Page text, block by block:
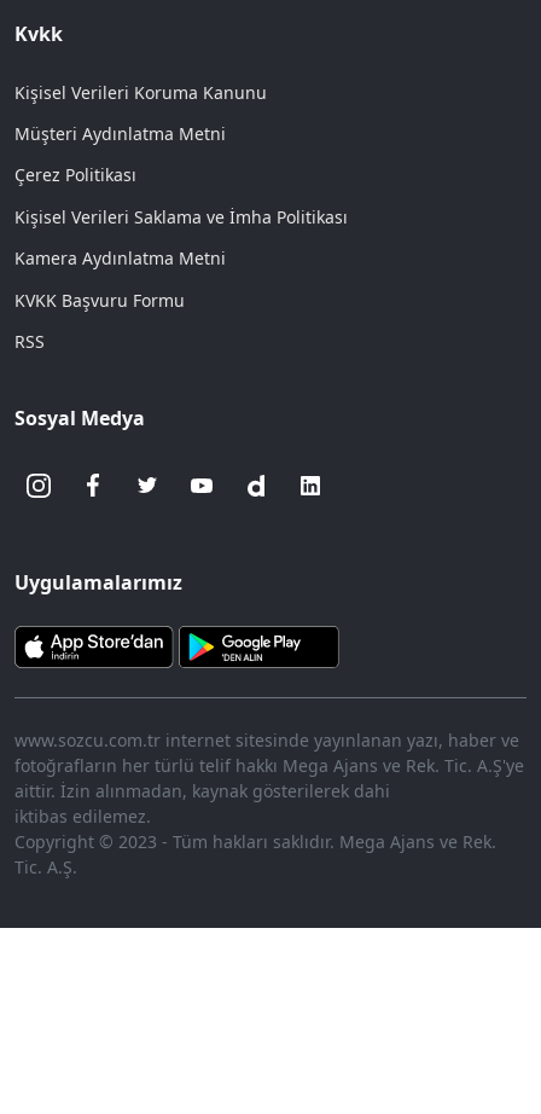
Kvkk
Kişisel Verileri Koruma Kanunu
Müşteri Aydınlatma Metni
Çerez Politikası
Kişisel Verileri Saklama ve İmha Politikası
Kamera Aydınlatma Metni
KVKK Başvuru Formu
RSS
Sosyal Medya
Uygulamalarımız
www.sozcu.com.tr internet sitesinde yayınlanan yazı, haber ve
fotoğrafların her türlü telif hakkı Mega Ajans ve Rek. Tic. A.Ş'ye
aittir. İzin alınmadan, kaynak gösterilerek dahi
iktibas edilemez.
Copyright © 2023 - Tüm hakları saklıdır. Mega Ajans ve Rek.
Tic. A.Ş.